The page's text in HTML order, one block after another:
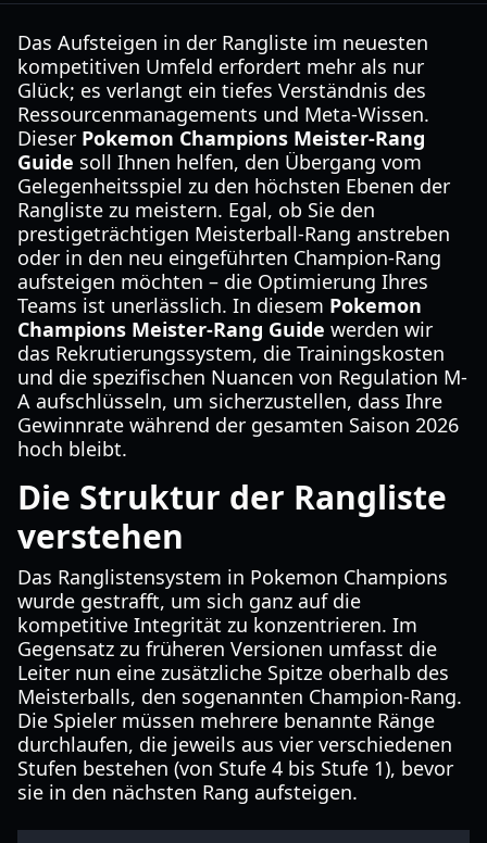
Das Aufsteigen in der Rangliste im neuesten
kompetitiven Umfeld erfordert mehr als nur
Glück; es verlangt ein tiefes Verständnis des
Ressourcenmanagements und Meta-Wissen.
Dieser Pokemon Champions Meister-Rang
Guide soll Ihnen helfen, den Übergang vom
Gelegenheitsspiel zu den höchsten Ebenen der
Rangliste zu meistern. Egal, ob Sie den
prestigeträchtigen Meisterball-Rang anstreben
oder in den neu eingeführten Champion-Rang
aufsteigen möchten – die Optimierung Ihres
Teams ist unerlässlich. In diesem Pokemon
Champions Meister-Rang Guide werden wir
das Rekrutierungssystem, die Trainingskosten
und die spezifischen Nuancen von Regulation M-
A aufschlüsseln, um sicherzustellen, dass Ihre
Gewinnrate während der gesamten Saison 2026
hoch bleibt.
Die Struktur der Rangliste
verstehen
Das Ranglistensystem in Pokemon Champions
wurde gestrafft, um sich ganz auf die
kompetitive Integrität zu konzentrieren. Im
Gegensatz zu früheren Versionen umfasst die
Leiter nun eine zusätzliche Spitze oberhalb des
Meisterballs, den sogenannten Champion-Rang.
Die Spieler müssen mehrere benannte Ränge
durchlaufen, die jeweils aus vier verschiedenen
Stufen bestehen (von Stufe 4 bis Stufe 1), bevor
sie in den nächsten Rang aufsteigen.